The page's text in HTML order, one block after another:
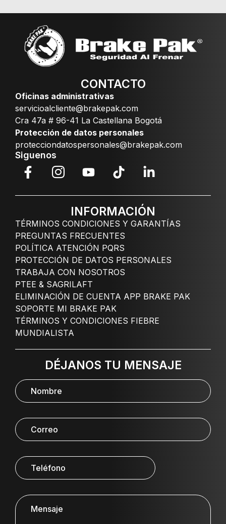
CONTACTO
Oficinas administrativas
servicioalcliente@brakepak.com
Cra 47a # 96-41 La Castellana Bogotá
Protección de datos personales
protecciondatospersonales@brakepak.com
Siguenos
INFORMACIÓN
TÉRMINOS CONDICIONES Y GARANTÍAS
PREGUNTAS FRECUENTES
POLÍTICA ATENCIÓN PQRS
PROTECCIÓN DE DATOS PERSONALES
TRABAJA CON NOSOTROS
PTEE & SAGRILAFT
ELIMINACIÓN DE CUENTA APP BRAKE PAK
SOPORTE MI BRAKE PAK
TÉRMINOS Y CONDICIONES FIEBRE
MUNDIALISTA
DÉJANOS TU MENSAJE